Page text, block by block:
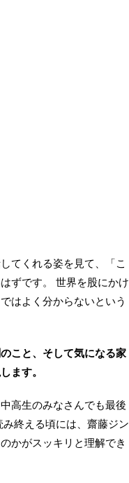
てくれる姿を見て、「こ
ずです。 世界を股にかけ
はよく分からないという
こと、そして気になる家
ます。
高生のみなさんでも最後
終える頃には、齋藤ジン
かがスッキリと理解でき